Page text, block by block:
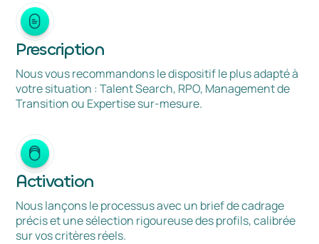
Prescription
Nous vous recommandons le dispositif le plus adapté à
votre situation : Talent Search, RPO, Management de
Transition ou Expertise sur-mesure.
Activation
Nous lançons le processus avec un brief de cadrage
précis et une sélection rigoureuse des profils, calibrée
sur vos critères réels.